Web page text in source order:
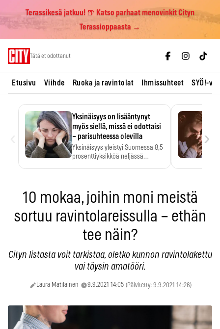
Terassikesä jatkuu! 🍺 Katso parhaat menovinkit Cityn
Terassioppaasta →
Tätä et odottanut
Etusivu Viihde Ruoka ja ravintolat Ihmissuhteet SYÖ!-
Yksinäisyys on lisääntynyt
myös siellä, missä ei odottaisi
– parisuhteessa olevilla
Yksinäisyys yleistyi Suomessa 8,5
prosenttiyksikköä neljässä
›
10 mokaa, joihin moni meistä
sortuu ravintolareissulla – ethän
tee näin?
Cityn listasta voit tarkistaa, oletko kunnon ravintolakettu
vai täysin amatööri.
Laura Matilainen 9.9.2021 14:05 (Päivitetty: 9.9.2021 14:26)